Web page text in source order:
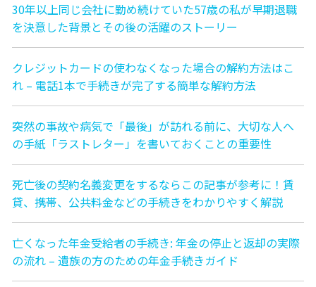
30年以上同じ会社に勤め続けていた57歳の私が早期退職
を決意した背景とその後の活躍のストーリー
クレジットカードの使わなくなった場合の解約方法はこ
れ – 電話1本で手続きが完了する簡単な解約方法
突然の事故や病気で「最後」が訪れる前に、大切な人へ
の手紙「ラストレター」を書いておくことの重要性
死亡後の契約名義変更をするならこの記事が参考に！賃
貸、携帯、公共料金などの手続きをわかりやすく解説
亡くなった年金受給者の手続き: 年金の停止と返却の実際
の流れ – 遺族の方のための年金手続きガイド